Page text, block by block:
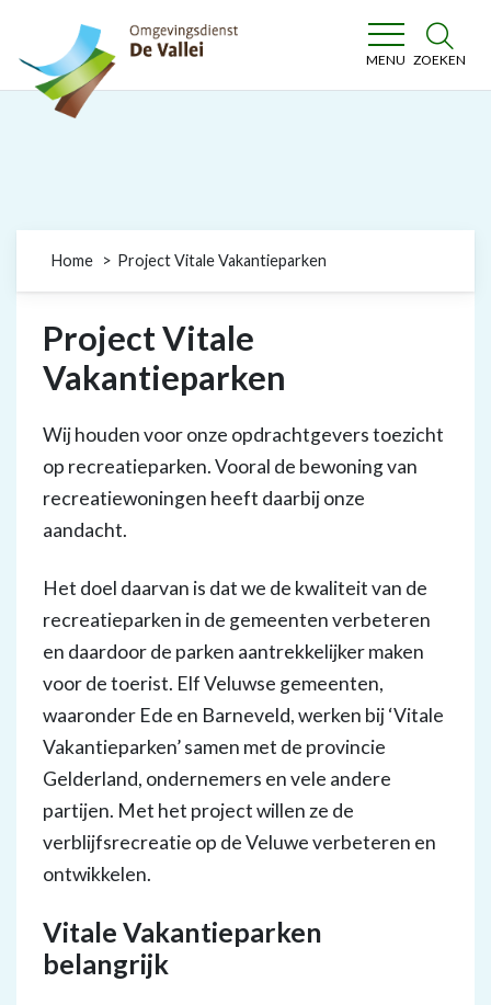
Omgevingsdienst De Vallei
MENU ZOEKEN
Home Project Vitale Vakantieparken
Project Vitale
Vakantieparken
Wij houden voor onze opdrachtgevers toezicht
op recreatieparken. Vooral de bewoning van
recreatiewoningen heeft daarbij onze
aandacht.
Het doel daarvan is dat we de kwaliteit van de
recreatieparken in de gemeenten verbeteren
en daardoor de parken aantrekkelijker maken
voor de toerist. Elf Veluwse gemeenten,
waaronder Ede en Barneveld, werken bij ‘Vitale
Vakantieparken’ samen met de provincie
Gelderland, ondernemers en vele andere
partijen. Met het project willen ze de
verblijfsrecreatie op de Veluwe verbeteren en
ontwikkelen.
Vitale Vakantieparken
belangrijk